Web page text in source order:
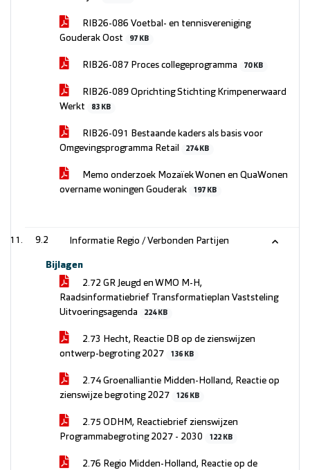
RIB26-086 Voetbal- en tennisvereniging
Gouderak Oost
97 KB
RIB26-087 Proces collegeprogramma 70 KB
RIB26-089 Oprichting Stichting Krimpenerwaard
Werkt
83 KB
RIB26-091 Bestaande kaders als basis voor
Omgevingsprogramma Retail
274 KB
Memo onderzoek Mozaïek Wonen en QuaWonen
overname woningen Gouderak
197 KB
9.2 Informatie Regio / Verbonden Partijen
Bijlagen
2.72 GR Jeugd en WMO M-H,
Raadsinformatiebrief Transformatieplan Vaststeling
Uitvoeringsagenda
224 KB
2.73 Hecht, Reactie DB op de zienswijzen
ontwerp-begroting 2027
136 KB
2.74 Groenalliantie Midden-Holland, Reactie op
zienswijze begroting 2027
126 KB
2.75 ODHM, Reactiebrief zienswijzen
Programmabegroting 2027 - 2030
122 KB
2.76 Regio Midden-Holland, Reactie op de